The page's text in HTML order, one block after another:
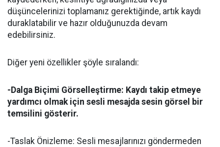
düşüncelerinizi toplamanız gerektiğinde, artık kaydı
duraklatabilir ve hazır olduğunuzda devam
edebilirsiniz.
Diğer yeni özellikler şöyle sıralandı:
-Dalga Biçimi Görselleştirme: Kaydı takip etmeye
yardımcı olmak için sesli mesajda sesin görsel bir
temsilini gösterir.
-Taslak Önizleme: Sesli mesajlarınızı göndermeden